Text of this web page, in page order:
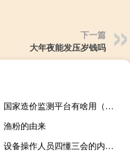
下一篇
大年夜能发压岁钱吗
国家造价监测平台有啥用（国家造价监测平台）
渔粉的由来
设备操作人员四懂三会的内容是什么（四懂三会的内容是什么）